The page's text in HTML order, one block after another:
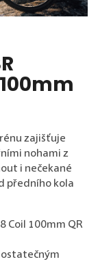
zajišťuje
nohami z
i nečekané
předního kola
Coil 100mm QR